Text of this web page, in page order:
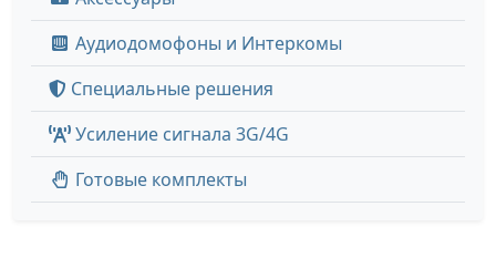
Аудиодомофоны и Интеркомы
Специальные решения
Усиление сигнала 3G/4G
Готовые комплекты